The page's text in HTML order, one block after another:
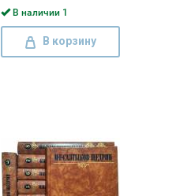
В наличии 1
В корзину